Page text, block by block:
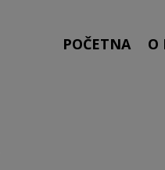
POČETNA O